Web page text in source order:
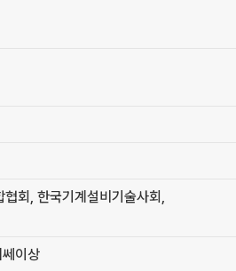
회, 한국기계설비기술사회,
이상